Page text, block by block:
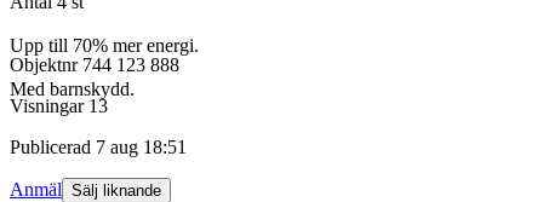
Upp till 70% mer energi.
Med barnskydd.
Objektnr 744 123 888
Visningar 13
Publicerad 7 aug 18:51
Anmäl Sälj liknande